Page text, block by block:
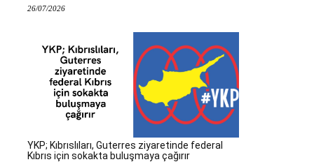
26/07/2026
YKP; Kıbrıslıları, Guterres ziyaretinde federal
Kıbrıs için sokakta buluşmaya çağırır